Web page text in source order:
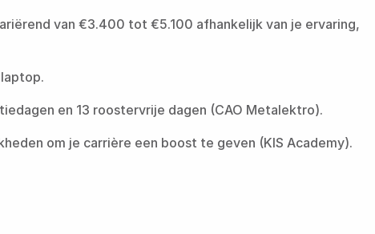
van €3.400 tot €5.100 afhankelijk van je ervaring,
dagen (CAO Metalektro).​​​​‌
geven (KIS Academy).​​​​‌